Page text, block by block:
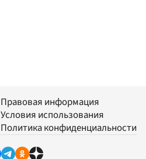
Правовая информация
Условия использования
Политика конфиденциальности